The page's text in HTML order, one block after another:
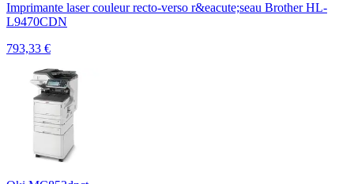
Imprimante laser couleur recto-verso r&eacute;seau Brother HL-
L9470CDN
793,33 €